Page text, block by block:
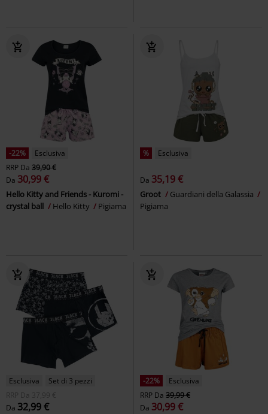
-22%
Esclusiva
RRP Da 39,90 €
Da 30,99 €
Hello Kitty and Friends - Kuromi -
crystal ball
Hello Kitty Pigiama
% Esclusiva
Da 35,19 €
Groot
Guardiani della Galassia
Pigiama
Esclusiva
Set di 3 pezzi
RRP
Da
37,99 €
Da 32,99 €
-22%
Esclusiva
RRP Da 39,99 €
Da 30,99 €